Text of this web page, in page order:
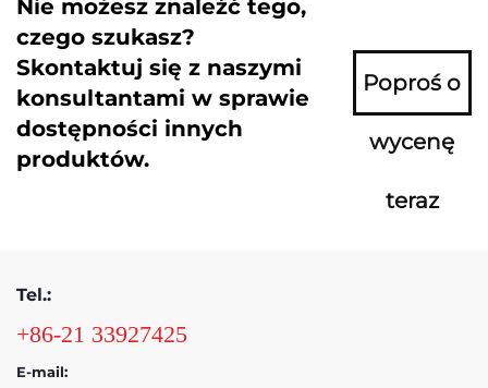
Nie możesz znaleźć tego,
czego szukasz?
Skontaktuj się z naszymi
konsultantami w sprawie
dostępności innych
produktów.
Poproś o
wycenę
teraz
Tel.:
+86-21 33927425
E-mail: